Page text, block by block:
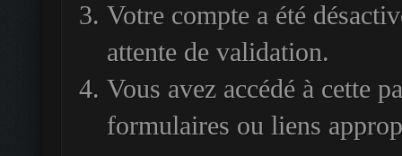
Votre compte a été
attente de validation.
Vous avez accédé à cette
formulaires ou liens